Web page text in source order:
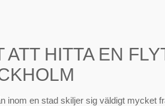
ATT HITTA EN
inom en stad skiljer sig väldigt mycket